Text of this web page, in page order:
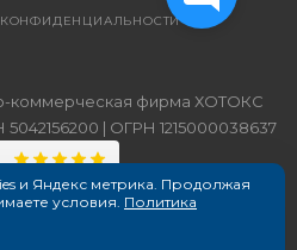
коммерческая фирма ХОТОКС
| ОГРН 1215000038637
и Яндекс метрика. Продолжая
условия. Политика